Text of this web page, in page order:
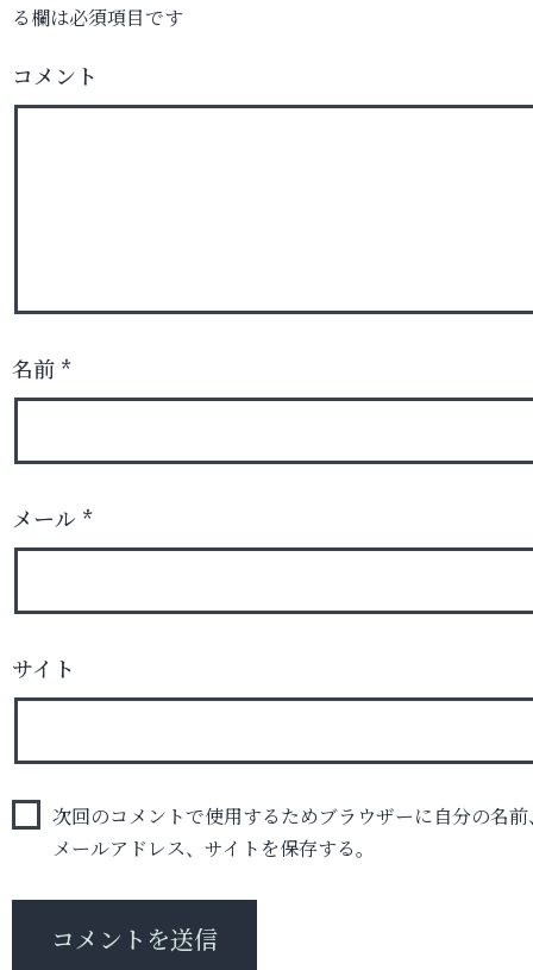
る欄は必須項目です
コメント
名前 *
メール *
サイト
次回のコメントで使用するためブラウザーに自分の名前
メールアドレス、サイトを保存する。